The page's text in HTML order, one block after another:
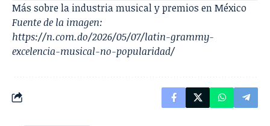
Más sobre la industria musical y premios en México
Fuente de la imagen:
https://n.com.do/2026/05/07/latin-grammy-
excelencia-musical-no-popularidad/